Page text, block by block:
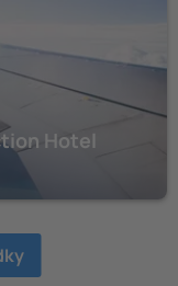
Hotel